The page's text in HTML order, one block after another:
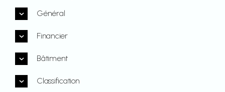
Général
Financier
Bâtiment
Classification